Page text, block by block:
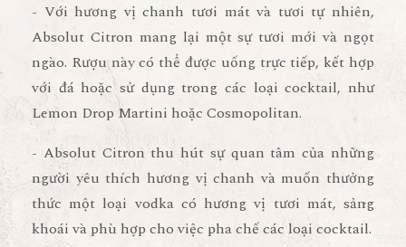
- Với hương vị chanh tươi mát và tươi tự nhiên,
Absolut Citron mang lại một sự tươi mới và ngọt
ngào. Rượu này có thể được uống trực tiếp, kết hợp
với đá hoặc sử dụng trong các loại cocktail, như
Lemon Drop Martini hoặc Cosmopolitan.
- Absolut Citron thu hút sự quan tâm của những
người yêu thích hương vị chanh và muốn thưởng
thức một loại vodka có hương vị tươi mát, sảng
khoái và phù hợp cho việc pha chế các loại cocktail.